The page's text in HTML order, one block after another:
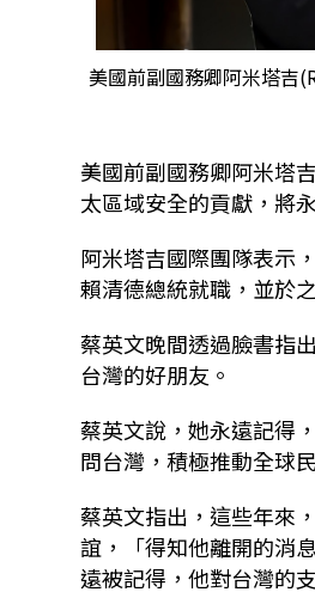
美國前副國務卿阿米塔吉
美國前副國務卿阿米塔
太區域安全的貢獻，將
阿米塔吉國際團隊表示
賴清德總統就職，並於
蔡英文晚間透過臉書指
台灣的好朋友。
蔡英文說，她永遠記得
問台灣，積極推動全球
蔡英文指出，這些年來
誼，「得知他離開的消
遠被記得，他對台灣的